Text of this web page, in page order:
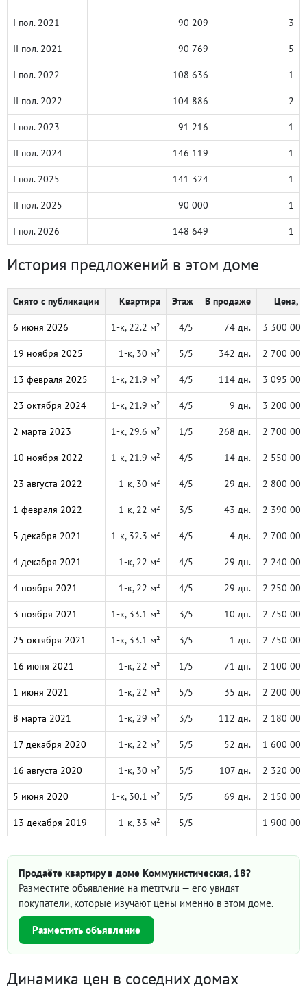
I пол. 2021 90 209 3
II пол. 2021 90 769 5
I пол. 2022 108 636 1
II пол. 2022 104 886 2
I пол. 2023 91 216 1
II пол. 2024 146 119 1
I пол. 2025 141 324 1
II пол. 2025 90 000 1
I пол. 2026 148 649 1
История предложений в этом доме
Снято с публикации Квартира Этаж В продаже Цена, ₽
6 июня 2026 1-к, 22.2 м² 4/5 74 дн. 3 300 000
19 ноября 2025 1-к, 30 м² 5/5 342 дн. 2 700 000
13 февраля 2025 1-к, 21.9 м² 4/5 114 дн. 3 095 000
23 октября 2024 1-к, 21.9 м² 4/5 9 дн. 3 200 000
2 марта 2023 1-к, 29.6 м² 1/5 268 дн. 2 700 000
10 ноября 2022 1-к, 21.9 м² 4/5 14 дн. 2 550 000
23 августа 2022 1-к, 30 м² 4/5 29 дн. 2 800 000
1 февраля 2022 1-к, 22 м² 3/5 43 дн. 2 390 000
5 декабря 2021 1-к, 32.3 м² 4/5 4 дн. 2 700 000
4 декабря 2021 1-к, 22 м² 4/5 29 дн. 2 240 000
4 ноября 2021 1-к, 22 м² 4/5 29 дн. 2 250 000
3 ноября 2021 1-к, 33.1 м² 3/5 10 дн. 2 750 000
25 октября 2021 1-к, 33.1 м² 3/5 1 дн. 2 750 000
16 июня 2021 1-к, 22 м² 1/5 71 дн. 2 100 000
1 июня 2021 1-к, 22 м² 5/5 35 дн. 2 200 000
8 марта 2021 1-к, 29 м² 3/5 112 дн. 2 180 000
17 декабря 2020 1-к, 22 м² 5/5 52 дн. 1 600 000
16 августа 2020 1-к, 30 м² 5/5 107 дн. 2 320 000
5 июня 2020 1-к, 30.1 м² 5/5 69 дн. 2 150 000
13 декабря 2019 1-к, 33 м² 5/5 — 1 900 000
Продаёте квартиру в доме Коммунистическая, 18?
Разместите объявление на metrtv.ru — его увидят
покупатели, которые изучают цены именно в этом доме.
Разместить объявление
Динамика цен в соседних домах